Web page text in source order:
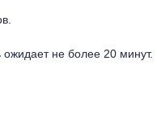
ожидает не более 20 минут.